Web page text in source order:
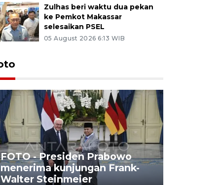
Zulhas beri waktu dua pekan
ke Pemkot Makassar
selesaikan PSEL
05 August 2026 6:13 WIB
FOTO - Presiden Prabowo
menerima kunjungan Frank-
Walter Steinmeier